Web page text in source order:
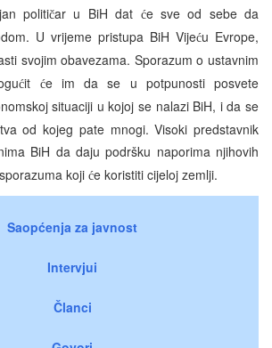
političar u BiH dat će sve od sebe da
U vrijeme pristupa BiH Vijeću Evrope,
svojim obavezama. Sporazum o ustavnim
ćit će im da se u potpunosti posvete
situaciji u kojoj se nalazi BiH, i da se
od kojeg pate mnogi. Visoki predstavnik
BiH da daju podršku naporima njihovih
koji će koristiti cijeloj zemlji.
Saopćenja za javnost
Intervjui
Članci